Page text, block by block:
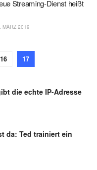
Streaming-Dienst heißt
MÄRZ 2019
16 17
die echte IP-Adresse
da: Ted trainiert ein